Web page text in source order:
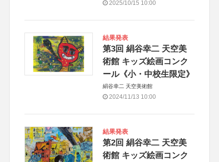
2025/10/15 10:00
結果発表
第3回 絹谷幸二 天空美
術館 キッズ絵画コンク
ール《小・中校生限定》
絹谷幸二 天空美術館
2024/11/13 10:00
結果発表
第2回 絹谷幸二 天空美
術館 キッズ絵画コンク